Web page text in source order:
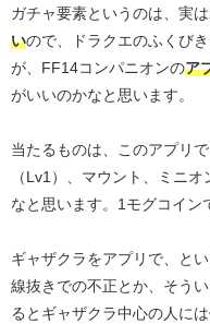
ガチャ要素というのは、実
いので、ドラクエのふくび
が、FF14コンパニオンのア
がいいのかなと思います。
当たるものは、このアプリ
（Lv1）、マウント、ミニ
なと思います。1モグコイン
ギャザクラをアプリで、と
線抜きでの不正とか、そう
るとギャザクラ中心の人に